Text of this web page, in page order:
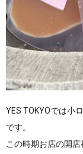
YES TOKYOでは小
です。
この時期お店の開